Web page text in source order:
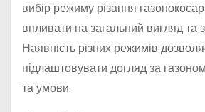
вибір режиму різання
впливати на загальний вигляд та
Наявність різних режимів
підлаштовувати догляд за
та умови.